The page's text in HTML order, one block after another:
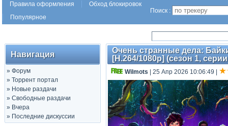
Правила оформления
Обход блокировок
Популярное
Поиск :
Навигация
» Форум
» Торрент портал
» Новые раздачи
» Свободные раздачи
» Вчера
» Последние дискуссии
Очень странные дела:
[H.264/1080p] (сезон 1,
Wilmots | 25 Апр 2026 10:06:49